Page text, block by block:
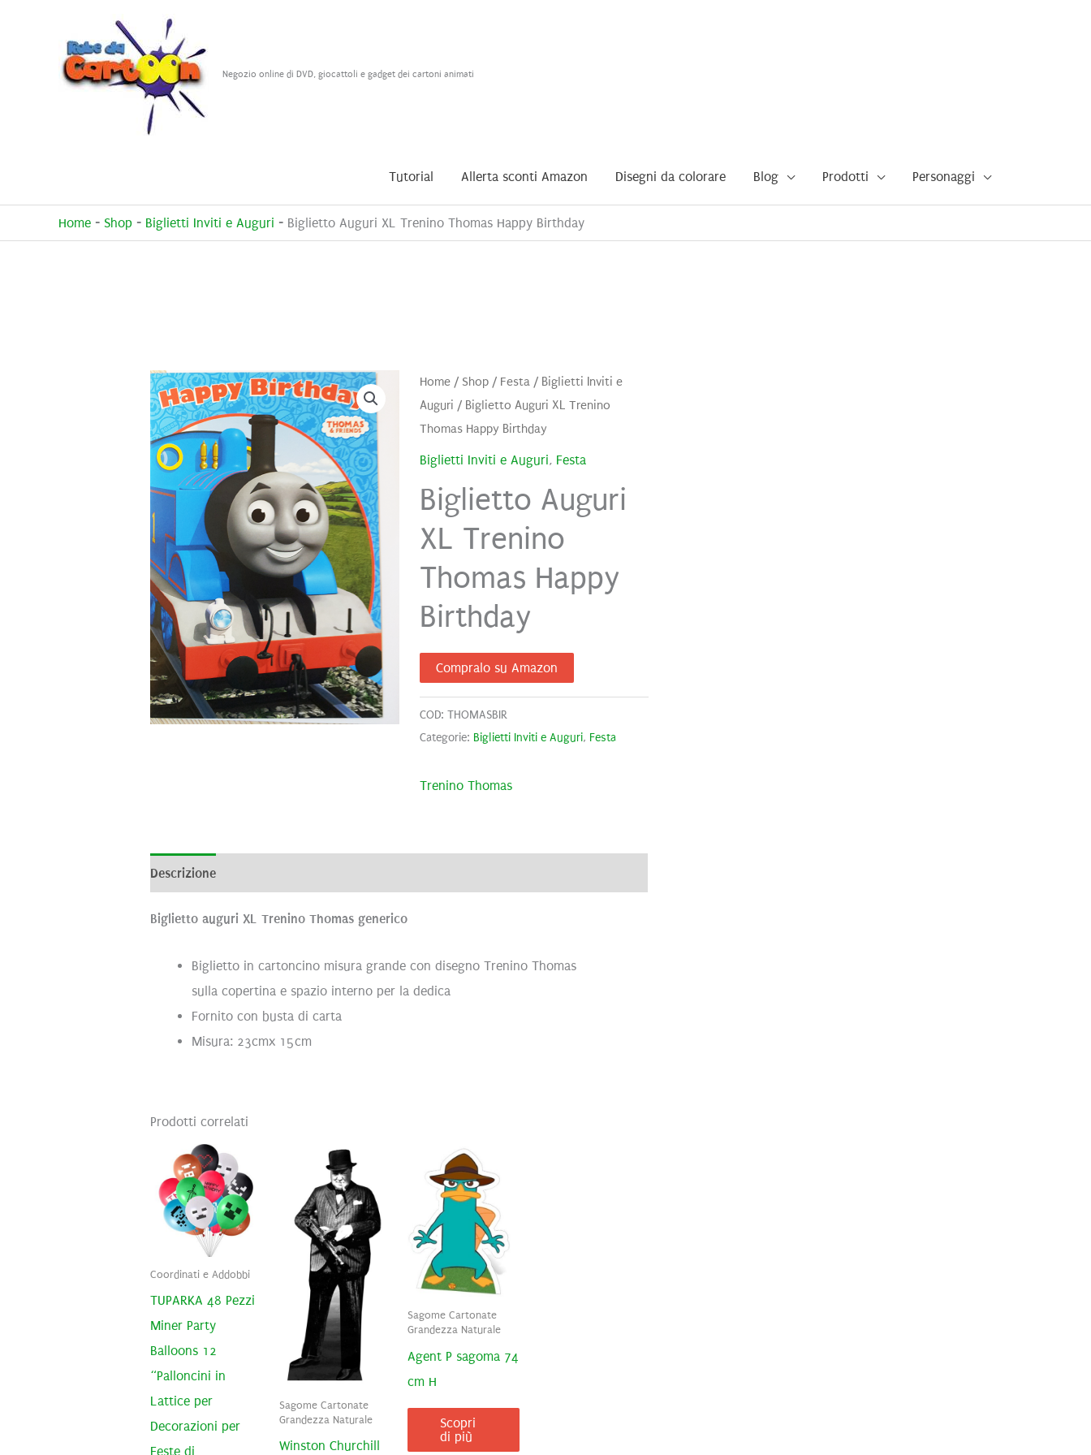
Negozio online di DVD, giocattoli e gadget dei cartoni animati
Tutorial Allerta sconti Amazon Disegni da colorare Blog Prodotti Personaggi
Home - Shop - Biglietti Inviti e Auguri - Biglietto Auguri XL Trenino Thomas Happy Birthday
Home/ Shop/ Festa/ Biglietti Inviti e
Auguri / Biglietto Auguri XL Trenino
Thomas Happy Birthday
Biglietti Inviti e Auguri, Festa
Biglietto Auguri
XL Trenino
Thomas Happy
Birthday
Compralo su Amazon
COD: THOMASBIR
Categorie: Biglietti Inviti e Auguri, Festa
Trenino Thomas
Descrizione
Biglietto auguri XL Trenino Thomas generico
Biglietto in cartoncino misura grande con disegno Trenino Thomas
sulla copertina e spazio interno per la dedica
Fornito con busta di carta
Misura: 23cmx 15cm
Prodotti correlati
Coordinati e Addobbi
TUPARKA 48 Pezzi
Miner Party
Balloons 12
“Palloncini in
Lattice per
Decorazioni per
Feste di
Sagome Cartonate
Grandezza Naturale
Winston Churchill
Sagome Cartonate
Grandezza Naturale
Agent P sagoma 74
cm H
Scopri
di più